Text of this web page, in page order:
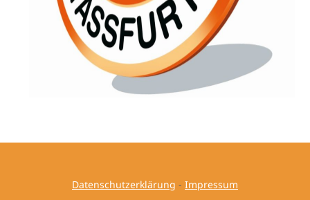
Datenschutzerklärung - Impressum